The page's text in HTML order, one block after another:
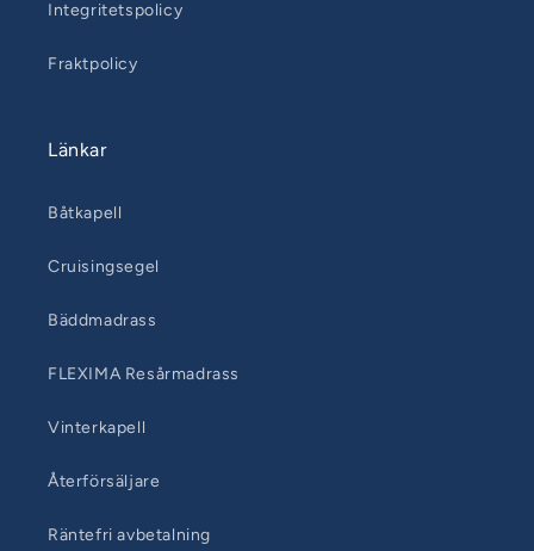
Integritetspolicy
Fraktpolicy
Länkar
Båtkapell
Cruisingsegel
Bäddmadrass
FLEXIMA Resårmadrass
Vinterkapell
Återförsäljare
Räntefri avbetalning